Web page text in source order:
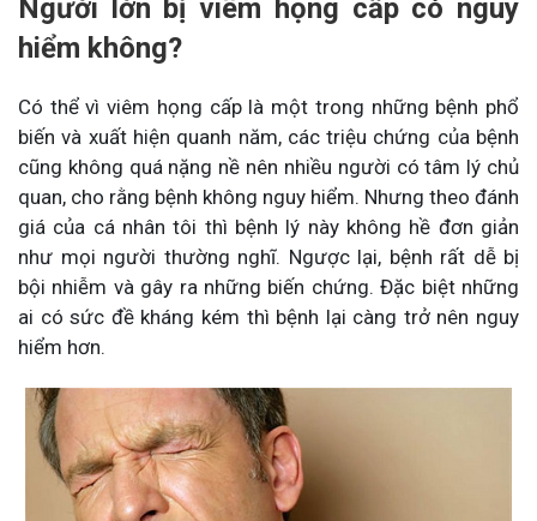
Người lớn bị viêm họng cấp có nguy
hiểm không?
Có thể vì viêm họng cấp là một trong những bệnh phổ
biến và xuất hiện quanh năm, các triệu chứng của bệnh
cũng không quá nặng nề nên nhiều người có tâm lý chủ
quan, cho rằng bệnh không nguy hiểm. Nhưng theo đánh
giá của cá nhân tôi thì bệnh lý này không hề đơn giản
như mọi người thường nghĩ. Ngược lại, bệnh rất dễ bị
bội nhiễm và gây ra những biến chứng. Đặc biệt những
ai có sức đề kháng kém thì bệnh lại càng trở nên nguy
hiểm hơn.